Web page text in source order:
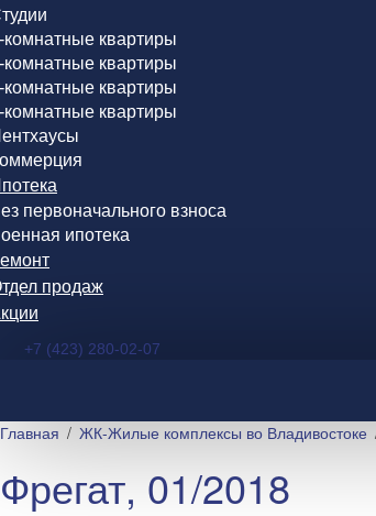
комнатные квартиры
комнатные квартиры
комнатные квартиры
комнатные квартиры
первоначального взноса
ипотека
продаж
+7 (423) 280-02-07
Главная ЖК-Жилые комплексы во Владивостоке
Фрегат, 01/2018